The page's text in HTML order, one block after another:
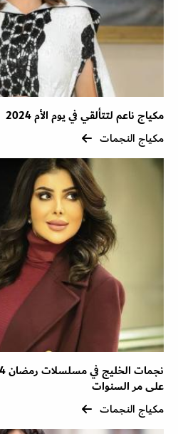
مكياج ناعم لتتألقي في يوم الأم 2024
مكياج النجمات
على مر السنوات
مكياج النجمات